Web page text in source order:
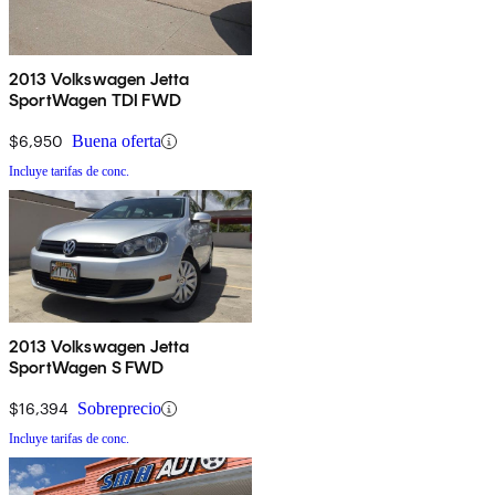
2013 Volkswagen Jetta
SportWagen TDI FWD
$6,950 Buena oferta
Incluye tarifas de conc.
2013 Volkswagen Jetta
SportWagen S FWD
$16,394 Sobreprecio
Incluye tarifas de conc.